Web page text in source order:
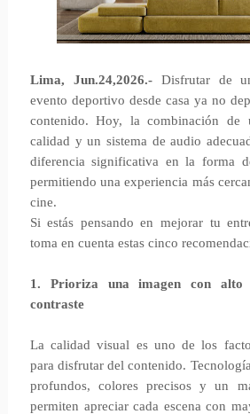
Lima, Jun.24,2026.-Disfrutar de
evento deportivo desde casa ya no
contenido. Hoy, la combinación de
calidad y un sistema de audio
diferencia significativa en la forma
permitiendo una experiencia más
cine.
Si estás pensando en mejorar tu
toma en cuenta estas cinco
1. Prioriza una imagen con
contraste
La calidad visual es uno de los
para disfrutar del contenido.
profundos, colores precisos y un
permiten apreciar cada escena con